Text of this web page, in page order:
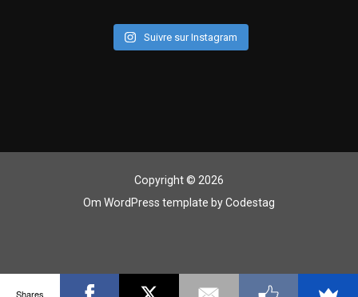
Suivre sur Instagram
Copyright © 2026
Om WordPress template byCodestag
Shares